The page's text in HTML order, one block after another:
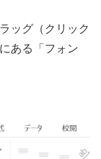
ッグ（クリック
ある「フォン